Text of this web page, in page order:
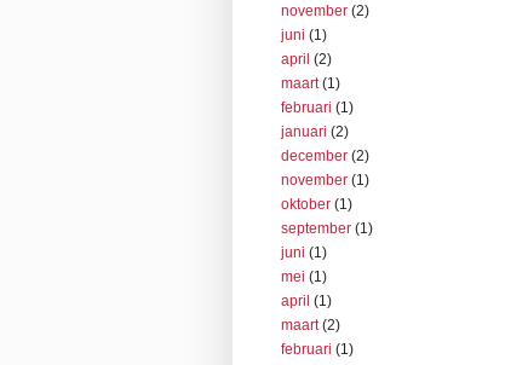
november (2)
juni (1)
april (2)
maart(1)
februari (1)
januari (2)
december (2)
november (1)
oktober (1)
september (1)
juni (1)
mei (1)
april (1)
maart(2)
februari (1)